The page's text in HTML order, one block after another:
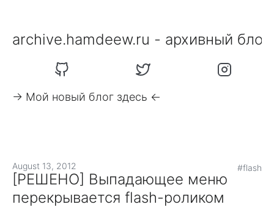
archive.hamdeew.ru - архивный блог
-> Мой новый блог здесь <-
#flash
August 13, 2012
[РЕШЕНО] Выпадающее меню
перекрывается flash-роликом